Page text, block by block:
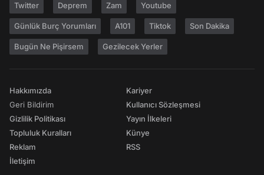
Twitter Deprem Zam Youtube
Günlük Burç Yorumları A101 Tiktok Son Dakika
Bugün Ne Pişirsem Gezilecek Yerler
Hakkımızda
Geri Bildirim
Gizlilik Politikası
Topluluk Kuralları
Reklam
İletişim
Kariyer
Kullanıcı Sözleşmesi
Yayın İlkeleri
Künye
RSS